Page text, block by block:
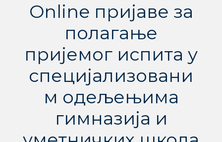
Online пријаве за
полагање
пријемог испита у
специјализовани
м одељењима
гимназија и